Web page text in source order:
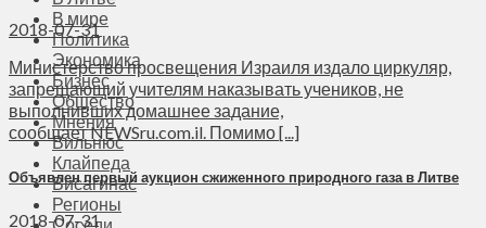
В мире
Политика
Экономика
Бизнес
Общество
Мнения
Вильнюс
Клайпеда
Висагинас
Регионы
2018-07-31
Министерство просвещения Израиля издало циркуляр,
запрещающий учителям наказывать учеников, не
выполнивших домашнее задание,
сообщает NEWSru.com.il. Помимо [...]
Объявлен первый аукцион сжиженного природного газа в Литве
2018-07-31